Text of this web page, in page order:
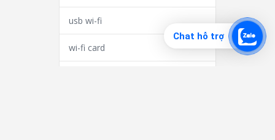
usb wi-fi
wi-fi card
Chat hỗ trợ